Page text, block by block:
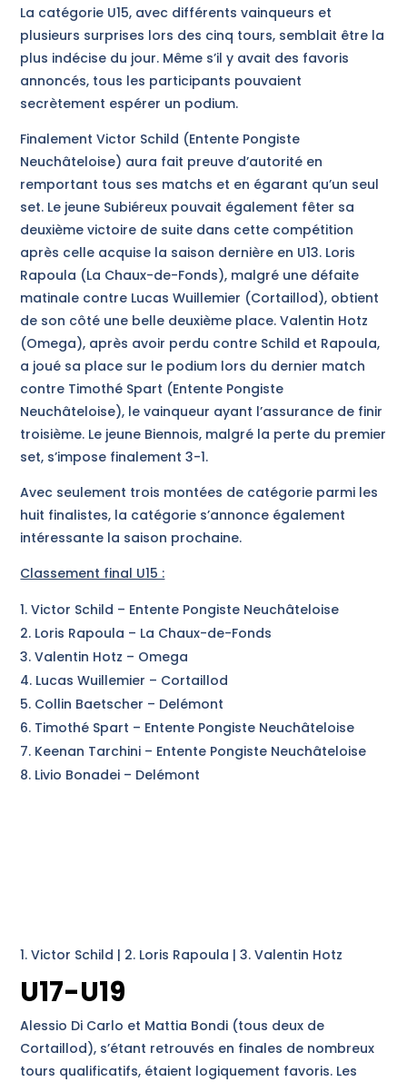
La catégorie U15, avec différents vainqueurs et
plusieurs surprises lors des cinq tours, semblait être la
plus indécise du jour. Même s’il y avait des favoris
annoncés, tous les participants pouvaient
secrètement espérer un podium.
Finalement Victor Schild (Entente Pongiste
Neuchâteloise) aura fait preuve d’autorité en
remportant tous ses matchs et en égarant qu’un seul
set. Le jeune Subiéreux pouvait également fêter sa
deuxième victoire de suite dans cette compétition
après celle acquise la saison dernière en U13. Loris
Rapoula (La Chaux-de-Fonds), malgré une défaite
matinale contre Lucas Wuillemier (Cortaillod), obtient
de son côté une belle deuxième place. Valentin Hotz
(Omega), après avoir perdu contre Schild et Rapoula,
a joué sa place sur le podium lors du dernier match
contre Timothé Spart (Entente Pongiste
Neuchâteloise), le vainqueur ayant l’assurance de finir
troisième. Le jeune Biennois, malgré la perte du premier
set, s’impose finalement 3-1.
Avec seulement trois montées de catégorie parmi les
huit finalistes, la catégorie s’annonce également
intéressante la saison prochaine.
Classement final U15 :
Victor Schild – Entente Pongiste Neuchâteloise
Loris Rapoula – La Chaux-de-Fonds
Valentin Hotz – Omega
Lucas Wuillemier – Cortaillod
Collin Baetscher – Delémont
Timothé Spart – Entente Pongiste Neuchâteloise
Keenan Tarchini – Entente Pongiste Neuchâteloise
Livio Bonadei – Delémont
1. Victor Schild | 2. Loris Rapoula | 3. Valentin Hotz
U17-U19
Alessio Di Carlo et Mattia Bondi (tous deux de
Cortaillod), s’étant retrouvés en finales de nombreux
tours qualificatifs, étaient logiquement favoris. Les